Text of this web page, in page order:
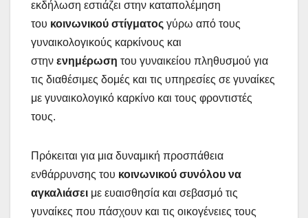
εκδήλωση εστιάζει στην καταπολέμηση
του κοινωνικού στίγματος γύρω από τους
γυναικολογικούς καρκίνους και
στην ενημέρωση του γυναικείου πληθυσμού για
τις διαθέσιμες δομές και τις υπηρεσίες σε γυναίκες
με γυναικολογικό καρκίνο και τους φροντιστές
τους.
Πρόκειται για μια δυναμική προσπάθεια
ενθάρρυνσης του κοινωνικού συνόλου να
αγκαλιάσει με ευαισθησία και σεβασμό τις
γυναίκες που πάσχουν και τις οικογένειες τους